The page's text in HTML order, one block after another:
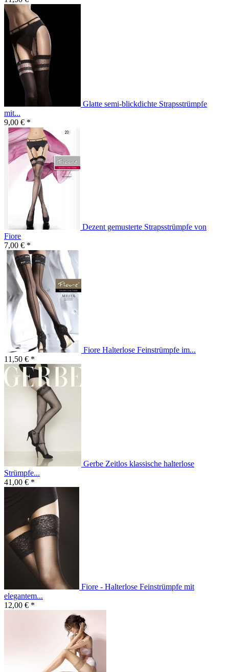
Glatte semi-blickdichte Strapsstrümpfe
mit...
9,00 € *
Dezent gemusterte Strapsstrümpfe von
Fiore
7,00 € *
Fiore Halterlose Feinstrümpfe im...
11,50 € *
Gerbe Zeitlos klassische halterlose
Strümpfe...
41,00 € *
Fiore - Halterlose Feinstrümpfe mit
elegantem...
12,00 € *